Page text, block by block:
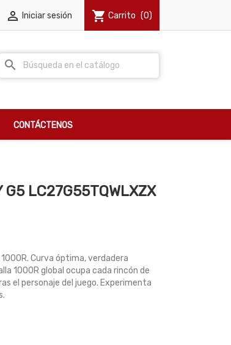
 Iniciar sesión shopping_cart Carrito (0)
search
CONTÁCTENOS
G5 LC27G55TQWLXZX
Curva óptima, verdadera
1000R global ocupa cada rincón de
el personaje del juego. Experimenta